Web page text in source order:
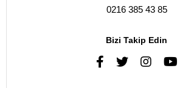
0216 385 43 85
Bizi Takip Edin